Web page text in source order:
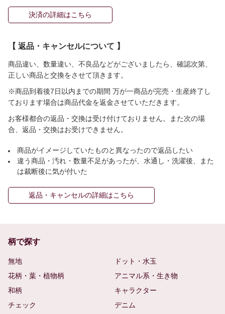
決済の詳細はこちら
【 返品・キャンセルについて 】
商品違い、数量違い、不良品などがございましたら、確認次第、
正しい商品と交換をさせて頂きます。
※商品到着後7日以内までの期間 万が一商品が完売・生産終了し
ております場合は商品代金を返金させていただきます。
お客様都合の返品・交換は受け付けておりません。また次の場
合、返品・交換はお受けできません。
商品がイメージしていたものと異なったので返品したい
違う商品・汚れ・数量不足があったが、水通し・洗濯後、また
は裁断後に気が付いた
返品・キャンセルの詳細はこちら
柄で探す
無地
ドット・水玉
花柄・葉・植物柄
アニマル系・生き物
和柄
キャラクター
チェック
デニム